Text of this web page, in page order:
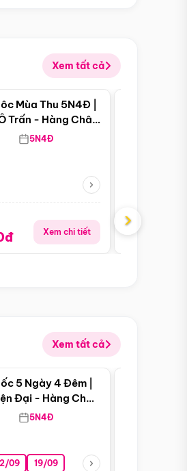
Xem tất cả
Điểm nổi bật
Mùa Thu 5N4Đ |
Trấn - Hàng Châu
5N4Đ
Xem chi tiết
Giá từ:
›
Xem tất cả
Điểm nổi bật
5 Ngày 4 Đêm |
Đại - Hàng Châu
Cổ Kính
5N4Đ
09 19/09